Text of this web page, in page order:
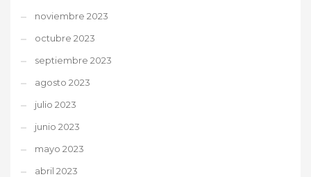
noviembre 2023
octubre 2023
septiembre 2023
agosto 2023
julio 2023
junio 2023
mayo 2023
abril 2023